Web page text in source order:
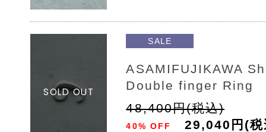
SALE
ASAMIFUJIKAWA
Double finger Ring
48,400円(税込)
40% OFF 29,040円(